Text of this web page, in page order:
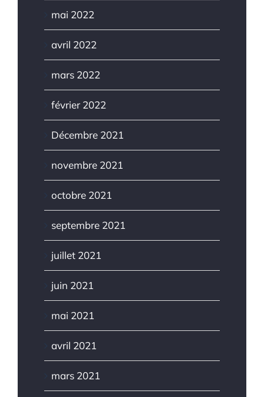
mai 2022
avril 2022
mars 2022
février 2022
Décembre 2021
novembre 2021
octobre 2021
septembre 2021
juillet 2021
juin 2021
mai 2021
avril 2021
mars 2021